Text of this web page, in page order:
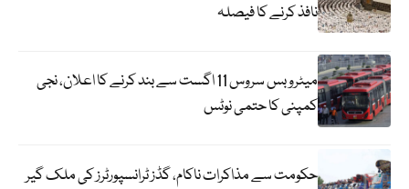
نافذ کرنے کا فیصلہ
میٹرو بس سروس 11 اگست سے بند کرنے کا اعلان، نجی
کمپنی کا حتمی نوٹس
حکومت سے مذاکرات ناکام، گڈز ٹرانسپورٹرز کی ملک گیر